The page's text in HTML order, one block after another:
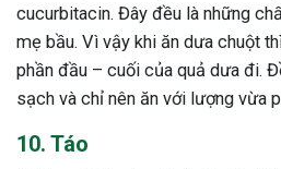
cucurbitacin. Đây đều là những
mẹ bầu. Vì vậy khi ăn dưa chuột
phần đầu – cuối của quả dưa đi.
sạch và chỉ nên ăn với lượng vừa
10. Táo